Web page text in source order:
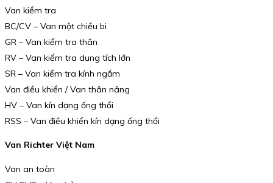
Van kiểm tra
BC/CV – Van một chiều bi
GR – Van kiểm tra thân
RV – Van kiểm tra dung tích lớn
SR – Van kiểm tra kính ngắm
Van điều khiển / Van thân nâng
HV – Van kín dạng ống thổi
RSS – Van điều khiển kín dạng ống thổi
Van Richter Việt Nam
Van an toàn